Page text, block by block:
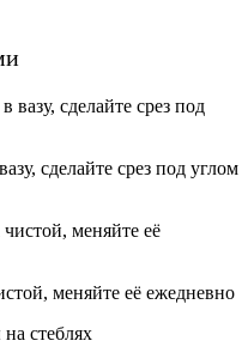
сделайте срез под углом
меняйте её ежедневно